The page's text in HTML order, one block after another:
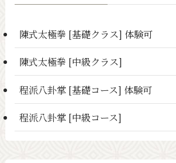
陳式太極拳 [基礎クラス] 体験可
陳式太極拳 [中級クラス]
程派八卦掌 [基礎コース] 体験可
程派八卦掌 [中級コース]